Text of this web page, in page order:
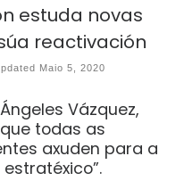
estuda novas
reactivación
Maio 5, 2020
Vázquez,
todas as
axuden para a